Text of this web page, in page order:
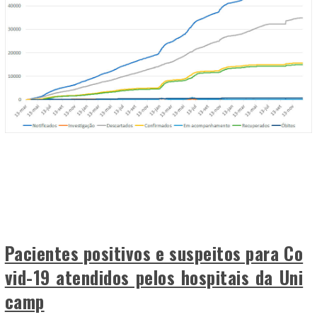
Pacientes positivos e suspeitos para Co
vid-19 atendidos pelos hospitais da Uni
camp